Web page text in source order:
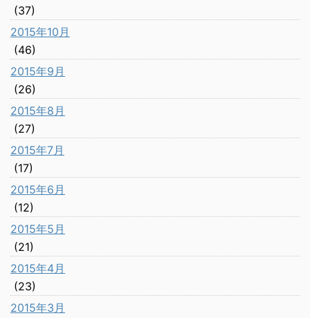
(37)
2015年10月
(46)
2015年9月
(26)
2015年8月
(27)
2015年7月
(17)
2015年6月
(12)
2015年5月
(21)
2015年4月
(23)
2015年3月